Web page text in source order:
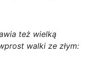
też wielką
walki ze złym: